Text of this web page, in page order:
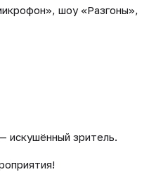
шоу «Разгоны»,
искушённый зритель.